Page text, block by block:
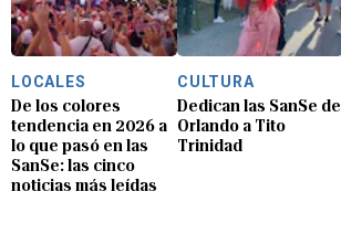
LOCALES
De los colores
tendencia en 2026 a
lo que pasó en las
SanSe: las cinco
noticias más leídas
CULTURA
Dedican las SanSe de
Orlando a Tito
Trinidad